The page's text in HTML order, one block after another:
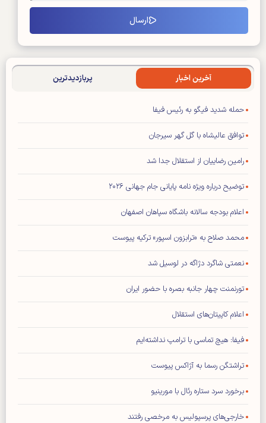
آخرین اخبار پربازدیدترین
حمله شدید فیگو به رئیس فیفا
توافق عالیشاه با گل گهر سیرجان
رامین رضاییان از استقلال جدا شد
توضیح درباره ویژه نامه پایانی جام جهانی ۲۰۲۶
اعلام بودجه سالانه باشگاه سپاهان اصفهان
محمد صلاح به «ترابزون اسپور» ترکیه پیوست
نعمتی شاگرد دژاگه در لوسیل شد
تورنمنت چهار جانبه بصره با حضور ایران
اعلام کاپیتان‌های استقلال
فیفا: هیچ تماسی با ترامپ نداشته‌ایم
تراشتگن رسما به آژاکس پیوست
برخورد سرد ستاره رئال با مورینیو
خارجی‌های پرسپولیس به مرخصی رفتند